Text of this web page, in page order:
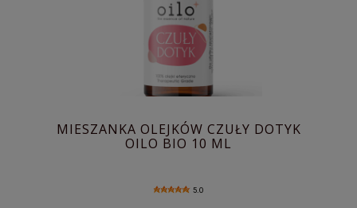
MIESZANKA OLEJKÓW CZUŁY DOTYK
OILO BIO 10 ML
5.0